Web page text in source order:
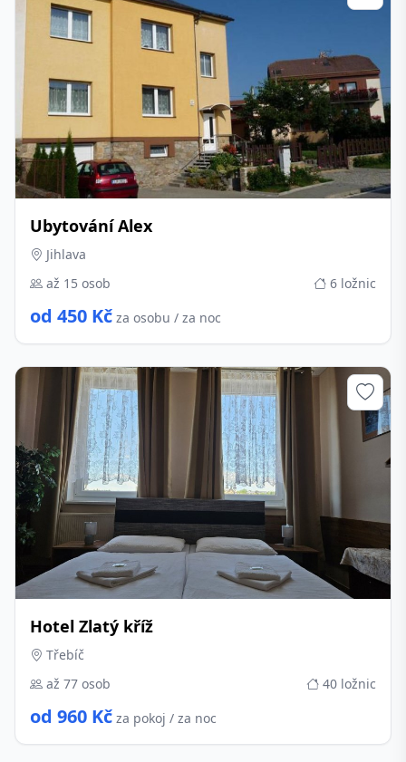
Ubytování Alex
Jihlava
až 15 osob
6 ložnic
od 450 Kč za osobu / za noc
Hotel Zlatý kříž
Třebíč
až 77 osob
40 ložnic
od 960 Kč za pokoj / za noc